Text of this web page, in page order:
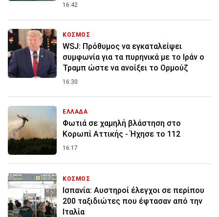
16:42
ΚΟΣΜΟΣ
WSJ: Πρόθυμος να εγκαταλείψει
συμφωνία για τα πυρηνικά με το Ιράν ο
Τραμπ ώστε να ανοίξει το Ορμούζ
16:30
ΕΛΛΑΔΑ
Φωτιά σε χαμηλή βλάστηση στο
Κορωπί Αττικής - Ήχησε το 112
16:17
ΚΟΣΜΟΣ
Ισπανία: Aυστηροί έλεγχοι σε περίπου
200 ταξιδιώτες που έφτασαν από την
Ιταλία